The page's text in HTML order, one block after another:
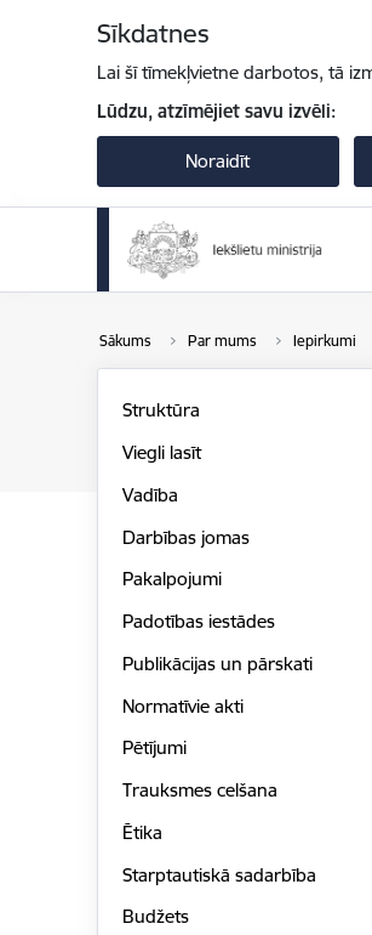
Sīkdatnes
Lai šī tīmekļvietne darbotos, tā
Lūdzu, atzīmējiet savu izvēli:
Noraidīt
Sākums Par mums Iepirkumi
Struktūra
Viegli lasīt
Vadība
Darbības jomas
Pakalpojumi
Padotības iestādes
Publikācijas un pārskati
Normatīvie akti
Pētījumi
Trauksmes celšana
Ētika
Starptautiskā sadarbība
Budžets